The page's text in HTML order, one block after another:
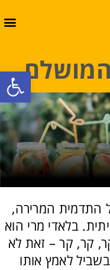
התדמית המרירה,
בלאדי מרי הוא
קר, קר – זאת לא
לאמץ אותו